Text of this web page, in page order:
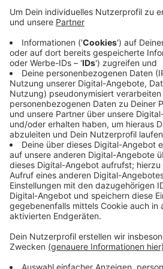
Verein will das Bad umbauen
betreiben. Das Problem war:
ProMirke nicht. Gut 330.000
aufbringen. Die Stadt hat sich
bereit erklärt. Ein Vertrag soll
klären: Haftungsfragen vor
erneute Überprüfung der Pläne
Wirtschaftlichkeit hin. Der
am 07. September über die
Veröffentlicht:Donnerstag,
Anzeige